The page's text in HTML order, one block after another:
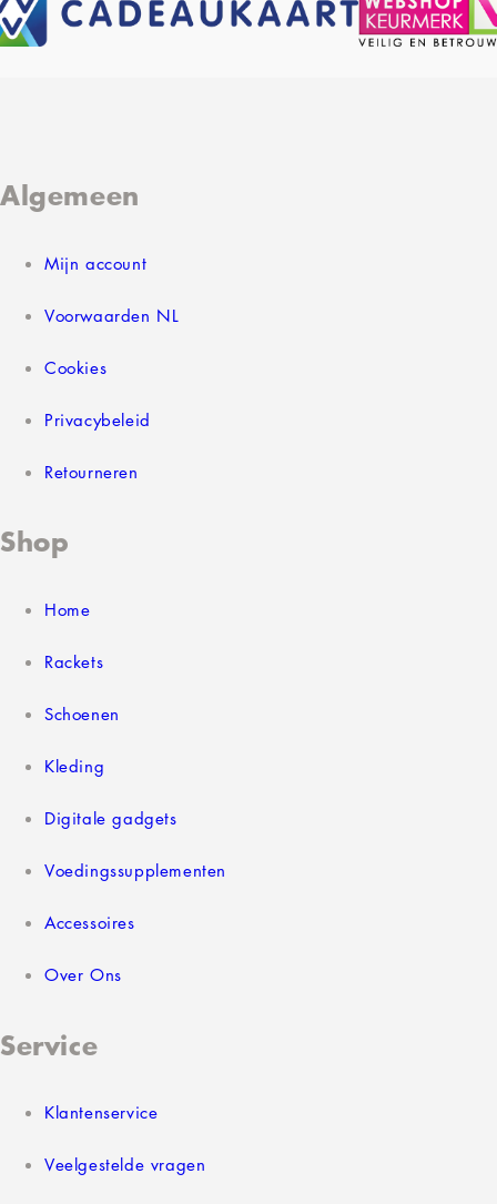
Algemeen
Mijn account
Voorwaarden NL
Cookies
Privacybeleid
Retourneren
Shop
Home
Rackets
Schoenen
Kleding
Digitale gadgets
Voedingssupplementen
Accessoires
Over Ons
Service
Klantenservice
Veelgestelde vragen